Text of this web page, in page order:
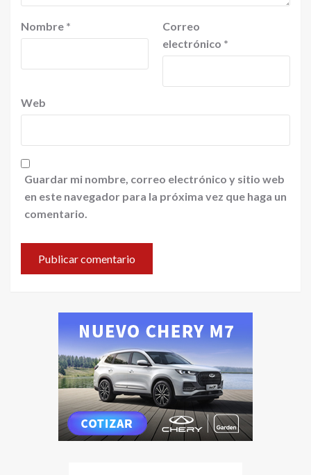
Nombre *
Correo
electrónico *
Web
Guardar mi nombre, correo electrónico y sitio web
en este navegador para la próxima vez que haga un
comentario.